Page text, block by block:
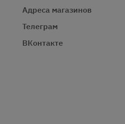
Адреса магазинов
Телеграм
ВКонтакте